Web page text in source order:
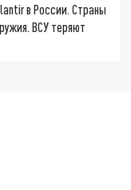
в России. Страны
ВСУ теряют